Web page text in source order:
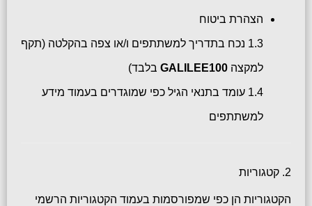
הצהרת ביטוח
1.3 נכח בתדריך למשתתפים ו/או צפה בהקלטה (תקף
למקצה GALILEE100 בלבד)
1.4 עומד בתנאי הגיל כפי שמוגדרים בעמוד מידע
למשתתפים
2. קטגוריות
הקטגוריות הן כפי שמפורסמות בעמוד הקטגוריות הרשמי